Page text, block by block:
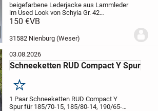
beigefarbene Lederjacke aus Lammleder
im Used Look von SchyiaGr. 42
Lammleder
150 €VB
31582 Nienburg (Weser)
03.08.2026
Schneeketten RUD Compact Y Spur
Merken
1 Paar Schneeketten RUD Compact Y
Spur für185/70-15, 185/80-14, 190/65-